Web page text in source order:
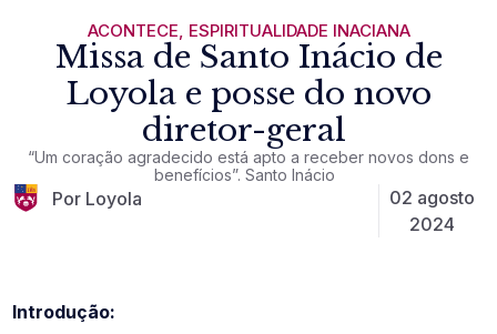
ACONTECE, ESPIRITUALIDADE INACIANA
Missa de Santo Inácio de
Loyola e posse do novo
diretor-geral
“Um coração agradecido está apto a receber novos dons e
benefícios”. Santo Inácio
Por Loyola
02 agosto
2024
Introdução: